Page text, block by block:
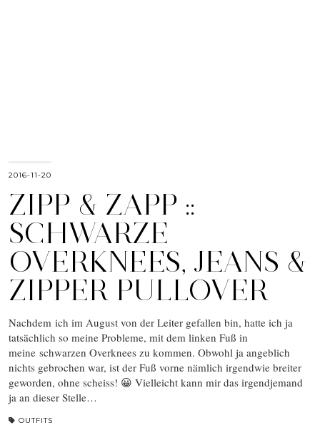
2016-11-20
ZIPP & ZAPP ::
SCHWARZE
OVERKNEES, JEANS &
ZIPPER PULLOVER
Nachdem ich im August von der Leiter gefallen bin, hatte ich ja
tatsächlich so meine Probleme, mit dem linken Fuß in
meine schwarzen Overknees zu kommen. Obwohl ja angeblich
nichts gebrochen war, ist der Fuß vorne nämlich irgendwie breiter
geworden, ohne scheiss! 😀 Vielleicht kann mir das irgendjemand
ja an dieser Stelle…
OUTFITS